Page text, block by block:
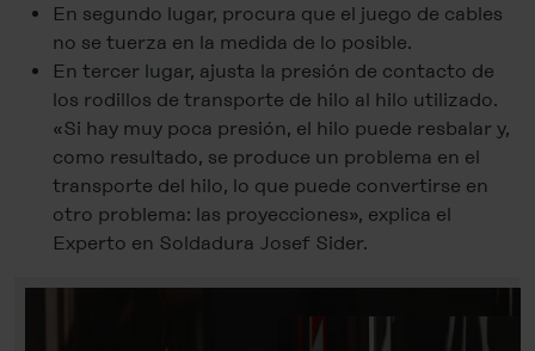
En segundo lugar, procura que el juego de cables
no se tuerza en la medida de lo posible.
En tercer lugar, ajusta la presión de contacto de
los rodillos de transporte de hilo al hilo utilizado.
«Si hay muy poca presión, el hilo puede resbalar y,
como resultado, se produce un problema en el
transporte del hilo, lo que puede convertirse en
otro problema: las proyecciones», explica el
Experto en Soldadura Josef Sider.